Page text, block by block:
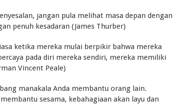
jangan pula melihat masa depan dengan
penuh kesadaran (James Thurber)
ketika mereka mulai berpikir bahwa mereka
pada diri mereka sendiri, mereka memiliki
Vincent Peale)
manakala Anda membantu orang lain.
sesama, kebahagiaan akan layu dan